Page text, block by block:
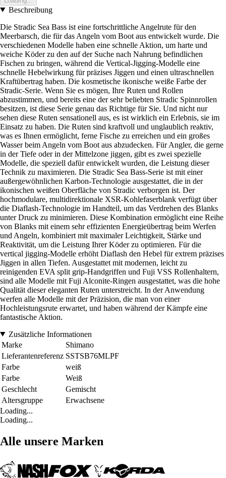
Beschreibung
Die Stradic Sea Bass ist eine fortschrittliche Angelrute für den
Meerbarsch, die für das Angeln vom Boot aus entwickelt wurde. Die
verschiedenen Modelle haben eine schnelle Aktion, um harte und
weiche Köder zu den auf der Suche nach Nahrung befindlichen
Fischen zu bringen, während die Vertical-Jigging-Modelle eine
schnelle Hebelwirkung für präzises Jiggen und einen ultraschnellen
Kraftübertrag haben. Die kosmetische ikonische weiße Farbe der
Stradic-Serie. Wenn Sie es mögen, Ihre Ruten und Rollen
abzustimmen, und bereits eine der sehr beliebten Stradic Spinnrollen
besitzen, ist diese Serie genau das Richtige für Sie. Und nicht nur
sehen diese Ruten sensationell aus, es ist wirklich ein Erlebnis, sie im
Einsatz zu haben. Die Ruten sind kraftvoll und unglaublich reaktiv,
was es Ihnen ermöglicht, ferne Fische zu erreichen und ein großes
Wasser beim Angeln vom Boot aus abzudecken. Für Angler, die gerne
in der Tiefe oder in der Mittelzone jiggen, gibt es zwei spezielle
Modelle, die speziell dafür entwickelt wurden, die Leistung dieser
Technik zu maximieren. Die Stradic Sea Bass-Serie ist mit einer
außergewöhnlichen Karbon-Technologie ausgestattet, die in der
ikonischen weißen Oberfläche von Stradic verborgen ist. Der
hochmodulare, multidirektionale XSR-Kohlefaserblank verfügt über
die Diaflash-Technologie im Handteil, um das Verdrehen des Blanks
unter Druck zu minimieren. Diese Kombination ermöglicht eine Reihe
von Blanks mit einem sehr effizienten Energieübertrag beim Werfen
und Angeln, kombiniert mit maximaler Leichtigkeit, Stärke und
Reaktivität, um die Leistung Ihrer Köder zu optimieren. Für die
vertical jigging-Modelle erhöht Diaflash den Hebel für extrem präzises
Jiggen in allen Tiefen. Ausgestattet mit modernen, leicht zu
reinigenden EVA split grip-Handgriffen und Fuji VSS Rollenhaltern,
sind alle Modelle mit Fuji Alconite-Ringen ausgestattet, was die hohe
Qualität dieser eleganten Ruten unterstreicht. In der Anwendung
werfen alle Modelle mit der Präzision, die man von einer
Hochleistungsrute erwartet, und haben während der Kämpfe eine
fantastische Aktion.
Zusätzliche Informationen
Marke
Shimano
Lieferantenreferenz SSTSB76MLPF
Farbe
weiß
Farbe
Weiß
Geschlecht
Gemischt
Altersgruppe
Erwachsene
Loading...
Loading...
Alle unsere Marken